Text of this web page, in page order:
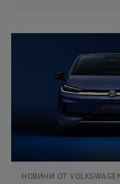
НОВИНИ ОТ